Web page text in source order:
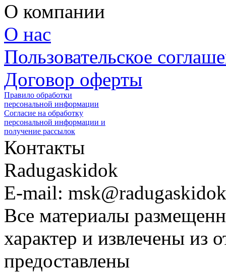
О компании
О нас
Пользовательское
Договор оферты
Правило обработки
персональной информации
Согласие на обработку
персональной информации и
получение рассылок
Контакты
Radugaskidok
E-mail:
Все материалы
характер и извлечены из
предоставлены